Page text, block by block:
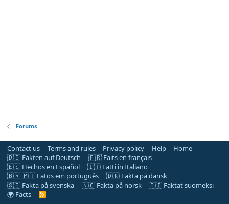
Forums
Contact us Terms and rules Privacy policy Help
Home
🇩🇪 Fakten auf Deutsch
🇫🇷 Faits en français
🇪🇸 Hechos en Español
🇮🇹 Fatti in Italiano
🇧🇷 🇵🇹 Fatos em português
🇩🇰 Fakta på dansk
🇸🇪 Fakta på svenska
🇳🇴 Fakta på norsk
🇫🇮 Faktat suomeksi
🌍 Facts
R